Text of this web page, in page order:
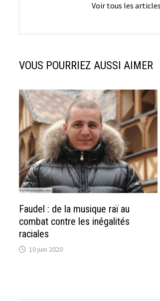
Voir tous les
VOUS POURRIEZ AUSSI AIMER
Faudel : de la musique raï au
combat contre les inégalités
raciales
10 juin 2020